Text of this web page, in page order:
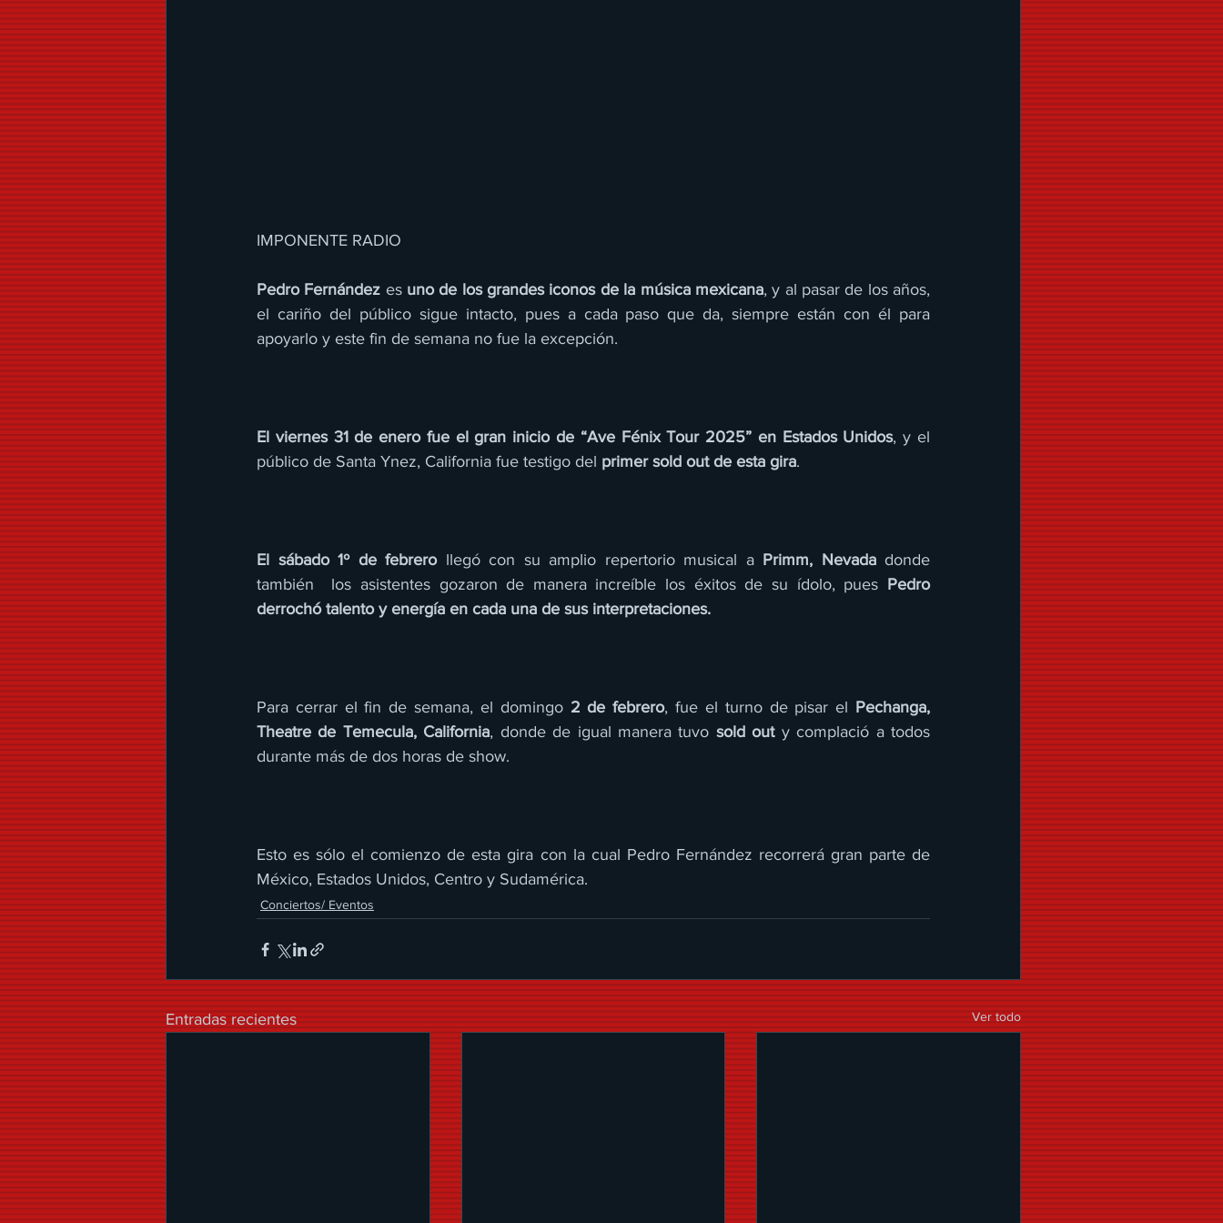
IMPONENTE RADIO
Pedro Fernández es uno de los grandes iconos de la música mexicana, y al pasar de los años,
el cariño del público sigue intacto, pues a cada paso que da, siempre están con él para
apoyarlo y este fin de semana no fue la excepción.
El viernes 31 de enero fue el gran inicio de “Ave Fénix Tour 2025” en Estados Unidos, y el
público de Santa Ynez, California fue testigo del primer sold out de esta gira.
El sábado 1º de febrero llegó con su amplio repertorio musical a Primm, Nevada donde
también  los asistentes gozaron de manera increíble los éxitos de su ídolo, pues Pedro
derrochó talento y energía en cada una de sus interpretaciones.
Para cerrar el fin de semana, el domingo 2 de febrero, fue el turno de pisar el Pechanga,
Theatre de Temecula, California, donde de igual manera tuvo sold out y complació a todos
durante más de dos horas de show.
Esto es sólo el comienzo de esta gira con la cual Pedro Fernández recorrerá gran parte de
México, Estados Unidos, Centro y Sudamérica.
Conciertos/ Eventos
Entradas recientes Ver todo